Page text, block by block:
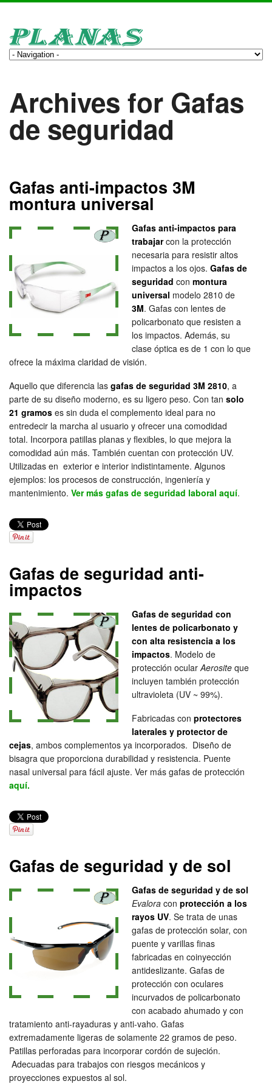
Archives for Gafas
de seguridad
Gafas anti-impactos 3M
montura universal
Gafas anti-impactos para
trabajarcon la protección
necesaria para resistir altos
impactos a los ojos. Gafas de
seguridad con montura
universal modelo 2810 de
3M. Gafas con lentes de
policarbonato que resisten a
los impactos. Además, su
clase óptica es de 1 con lo que
ofrece la máxima claridad de visión.
Aquello que diferencia las gafas de seguridad 3M 2810, a
parte de su diseño moderno, es su ligero peso. Con tan solo
21 gramos es sin duda el complemento ideal para no
entredecir la marcha al usuario y ofrecer una comodidad
total. Incorpora patillas planas y flexibles, lo que mejora la
comodidad aún más. También cuentan con protección UV.
Utilizadas en exterior e interior indistintamente. Algunos
ejemplos: los procesos de construcción, ingeniería y
mantenimiento. Ver más gafas de seguridad laboral aquí.
Gafas de seguridad anti-
impactos
Gafas de seguridad con
lentes de policarbonato y
con alta resistencia a los
impactos. Modelo de
protección ocularAerosite que
incluyen también protección
ultravioleta (UV ~ 99%).
Fabricadas con protectores
laterales y protector de
cejas, ambos complementos ya incorporados. Diseño de
bisagra que proporciona durabilidad y resistencia. Puente
nasal universal para fácil ajuste. Ver más gafas de protección
aquí.
Gafas de seguridad y de sol
Gafas de seguridad y de sol
Evalora con protección a los
rayos UV. Se trata de unas
gafas de protección solar, con
puente y varillas finas
fabricadas en coinyección
antideslizante. Gafas de
protección con oculares
incurvados de policarbonato
con acabado ahumado y con
tratamiento anti-rayaduras y anti-vaho. Gafas
extremadamente ligeras de solamente 22 gramos de peso.
Patillas perforadas para incorporar cordón de sujeción.
Adecuadas para trabajos con riesgos mecánicos y
proyecciones expuestos al sol.